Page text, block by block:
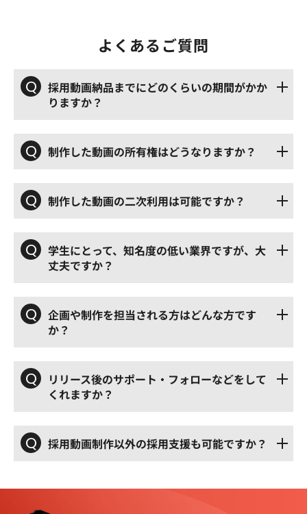
よくあるご質問
Q
採用動画納品までにどのくらいの期間がかか
りますか？
Q 制作した動画の所有権はどうなりますか？
Q 制作した動画の二次利用は可能ですか？
Q
学生にとって、知名度の低い業界ですが、大
丈夫ですか？
Q
企画や制作を担当される方はどんな方です
か？
Q
リリース後のサポート・フォローなどをして
くれますか？
Q 採用動画制作以外の採用支援も可能ですか？